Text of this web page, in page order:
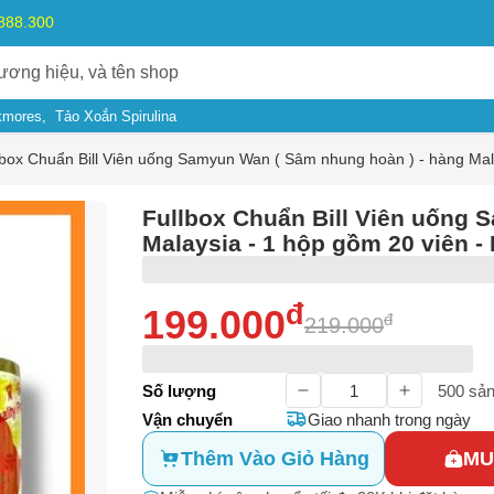
Tảo Xoắn Spirulina
Chuẩn Bill Viên uống Samyun Wan ( Sâm nhung hoàn ) - hàng
Fullbox Chuẩn Bill Viên uống
Malaysia - 1 hộp gồm 20 viên -
199.000đ219.000đ
Số lượng 500
Vận chuyển
Giao nhanh trong ngày
Thêm Vào Giỏ Hàng
do
có dấu hiệu lừa đảo
hàng nhái
Bạn gặp vấn đề vềSản phẩmhayMua hàng?